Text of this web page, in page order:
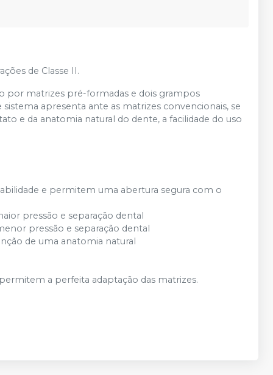
de Classe II.
por matrizes pré-formadas e dois grampos
apresenta ante as matrizes convencionais, se
e da anatomia natural do dente, a facilidade do uso
e permitem uma abertura segura com o
pressão e separação dental
pressão e separação dental
de uma anatomia natural
a perfeita adaptação das matrizes.